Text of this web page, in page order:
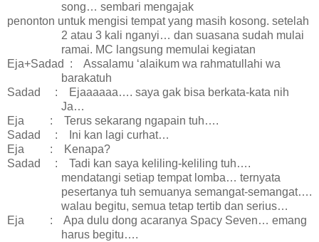
song… sembari mengajak
penonton untuk mengisi tempat yang masih kosong. setelah
2 atau 3 kali nganyi… dan suasana sudah mulai
ramai. MC langsung memulai kegiatan
Eja+Sadad
:
Assalamu ‘alaikum wa rahmatullahi wa
barakatuh
Sadad
:
Ejaaaaaa…. saya gak bisa berkata-kata nih
Ja…
Eja
:
Terus sekarang ngapain tuh….
Sadad
:
Ini kan lagi curhat…
Eja
:
Kenapa?
Sadad
:
Tadi kan saya keliling-keliling tuh….
mendatangi setiap tempat lomba… ternyata
pesertanya tuh semuanya semangat-semangat….
walau begitu, semua tetap tertib dan serius…
Eja
:
Apa dulu dong acaranya Spacy Seven… emang
harus begitu….